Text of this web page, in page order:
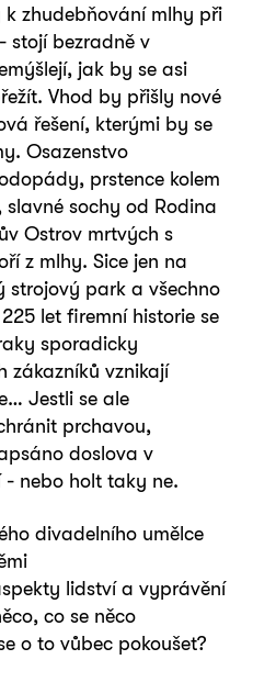
zhudebňování mlhy při
stojí bezradně v
jak by se asi
Vhod by přišly nové
řešení, kterými by se
Osazenstvo
prstence kolem
sochy od Rodina
Ostrov mrtvých s
z mlhy. Sice jen na
strojový park a všechno
let firemní historie se
sporadicky
zákazníků vznikají
Jestli se ale
prchavou,
doslova v
- nebo holt taky ne.
divadelního umělce
lidství a vyprávění
co se něco
o to vůbec pokoušet?